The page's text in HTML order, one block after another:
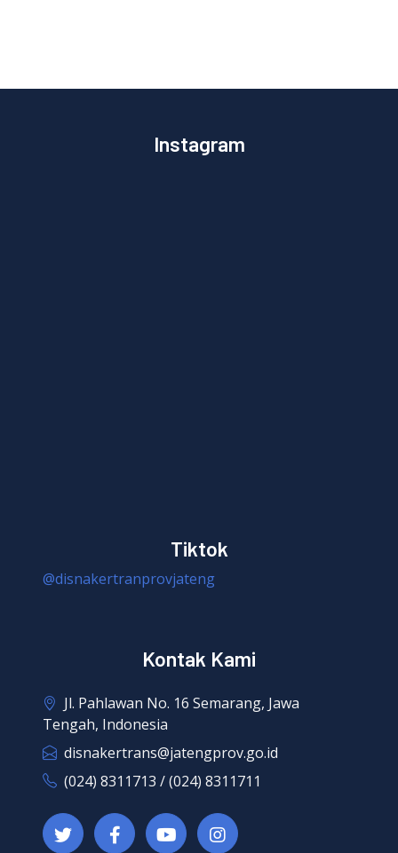
Instagram
Tiktok
@disnakertranprovjateng
Kontak Kami
Jl. Pahlawan No. 16 Semarang, Jawa
Tengah, Indonesia
disnakertrans@jatengprov.go.id
(024) 8311713 / (024) 8311711